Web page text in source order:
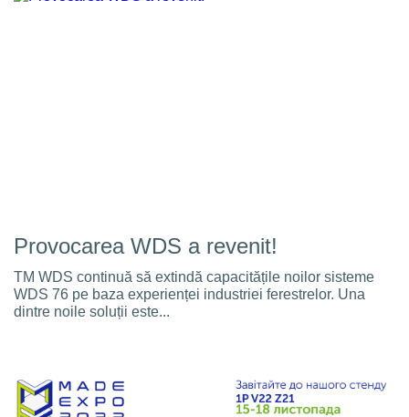
Provocarea WDS a revenit!
TM WDS continuă să extindă capacitățile noilor sisteme
WDS 76 pe baza experienței industriei ferestrelor. Una
dintre noile soluții este...